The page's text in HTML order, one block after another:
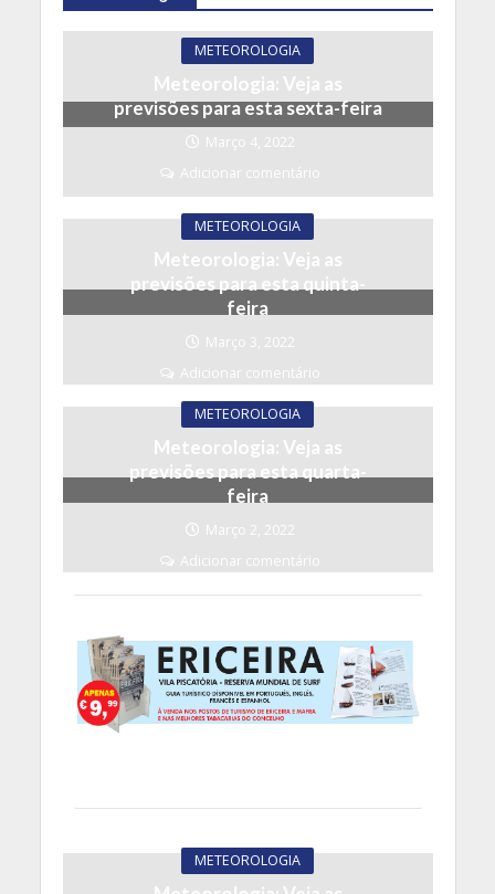
METEOROLOGIA
Meteorologia: Veja as
previsões para esta sexta-feira
Março 4, 2022
Adicionar comentário
METEOROLOGIA
Meteorologia: Veja as
previsões para esta quinta-
feira
Março 3, 2022
Adicionar comentário
METEOROLOGIA
Meteorologia: Veja as
previsões para esta quarta-
feira
Março 2, 2022
Adicionar comentário
METEOROLOGIA